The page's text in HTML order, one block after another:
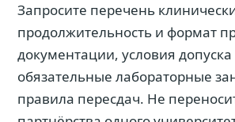
Запросите перечень
продолжительность и формат
документации, условия
обязательные лабораторные
правила пересдач. Не